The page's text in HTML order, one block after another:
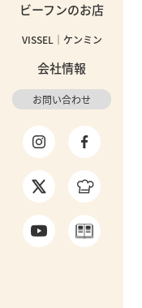
ビーフンのお店
VISSEL｜ケンミン
会社情報
お問い合わせ